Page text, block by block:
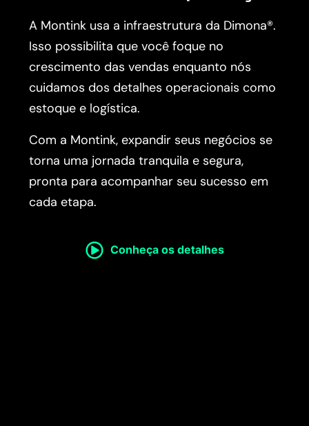
A Montink usa a infraestrutura da Dimona®.
Isso possibilita que você foque no
crescimento das vendas enquanto nós
cuidamos dos detalhes operacionais como
estoque e logística.
Com a Montink, expandir seus negócios se
torna uma jornada tranquila e segura,
pronta para acompanhar seu sucesso em
cada etapa.
Conheça os detalhes